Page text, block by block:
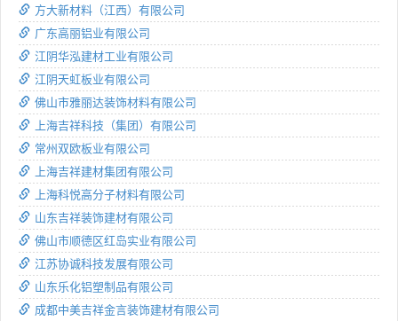
方大新材料（江西）有限公司
广东高丽铝业有限公司
江阴华泓建材工业有限公司
江阴天虹板业有限公司
佛山市雅丽达装饰材料有限公司
上海吉祥科技（集团）有限公司
常州双欧板业有限公司
上海吉祥建材集团有限公司
上海科悦高分子材料有限公司
山东吉祥装饰建材有限公司
佛山市顺德区红岛实业有限公司
江苏协诚科技发展有限公司
山东乐化铝塑制品有限公司
成都中美吉祥金言装饰建材有限公司